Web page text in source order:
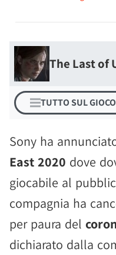
The Last of
TUTTO SUL GIOCO
Sony ha
East 2020 dove
giocabile al
compagnia ha
per paura del
dichiarato dalla